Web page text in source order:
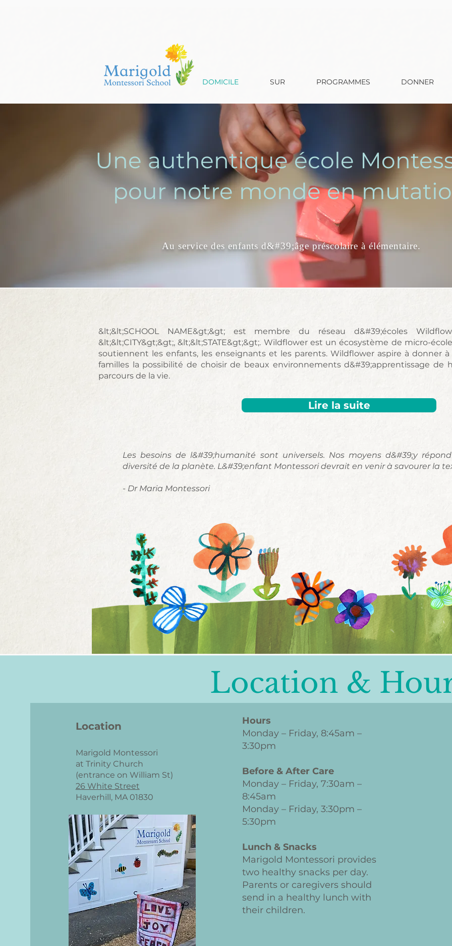
DOMICILE SUR PROGRAMMES DONNER
Une authentique école
pour notre monde en
Au service des enfants d&#39;âge préscolaire à élémentaire.
&lt;&lt;SCHOOL NAME&gt;&gt; est membre du réseau d&#39;écoles
&lt;&lt;CITY&gt;&gt;, &lt;&lt;STATE&gt;&gt;. Wildflower est un écosystème de micro-
soutiennent les enfants, les enseignants et les parents. Wildflower aspire à donner
familles la possibilité de choisir de beaux environnements d&#39;apprentissage
parcours de la vie.
Lire la suite
Les besoins de l&#39;humanité sont universels. Nos moyens d&#39;y
diversité de la planète. L&#39;enfant Montessori devrait en venir à savourer la
- Dr Maria Montessori
Location &
Location
Marigold Montessori
at Trinity Church
(entrance on William St)
26 White Street
Haverhill, MA 01830
Hours
Monday – Friday, 8:45am –
3:30pm
Before & After Care
Monday – Friday, 7:30am –
8:45am
Monday – Friday, 3:30pm –
5:30pm
Lunch & Snacks
Marigold Montessori provides
two healthy snacks per day.
Parents or caregivers should
send in a healthy lunch with
their children.